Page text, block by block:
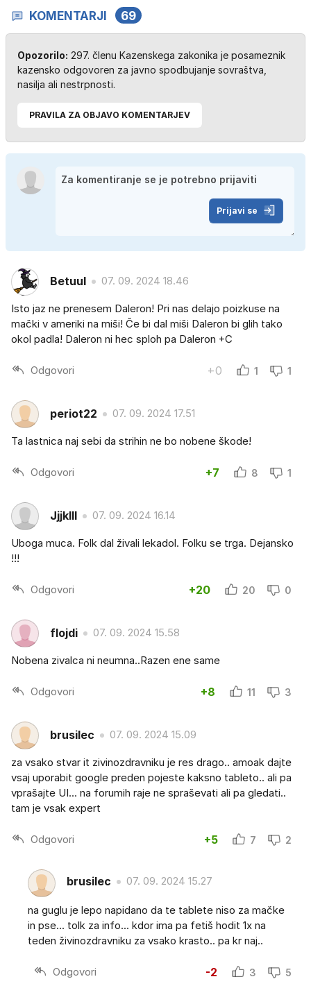
KOMENTARJI 69
Opozorilo: 297. členu Kazenskega zakonika je posameznik
kazensko odgovoren za javno spodbujanje sovraštva,
nasilja ali nestrpnosti.
PRAVILA ZA OBJAVO KOMENTARJEV
Prijavi se
Betuul 07. 09. 2024 18.46
Isto jaz ne prenesem Daleron! Pri nas delajo poizkuse na
mački v ameriki na miši! Če bi dal miši Daleron bi glih tako
okol padla! Daleron ni hec sploh pa Daleron +C
Odgovori +0 1 1
periot22 07. 09. 2024 17.51
Ta lastnica naj sebi da strihin ne bo nobene škode!
Odgovori +7 8 1
Jjjklll 07. 09. 2024 16.14
Uboga muca. Folk dal živali lekadol. Folku se trga. Dejansko
!!!
Odgovori +20 20 0
flojdi 07. 09. 2024 15.58
Nobena zivalca ni neumna..Razen ene same
Odgovori +8 11 3
brusilec 07. 09. 2024 15.09
za vsako stvar it zivinozdravniku je res drago.. amoak dajte
vsaj uporabit google preden pojeste kaksno tableto.. ali pa
vprašajte UI... na forumih raje ne spraševati ali pa gledati..
tam je vsak expert
Odgovori +5 7 2
brusilec 07. 09. 2024 15.27
na guglu je lepo napidano da te tablete niso za mačke
in pse... tolk za info... kdor ima pa fetiš hodit 1x na
teden živinozdravniku za vsako krasto.. pa kr naj..
Odgovori -2 3 5